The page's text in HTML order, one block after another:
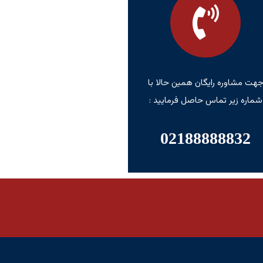
جهت مشاوره رایگان همین حالا با
شماره زیر تماس حاصل فرمایید :
02188888832